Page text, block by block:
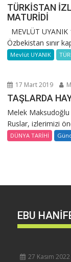
TÜRKİSTAN
MATURİDİ
MEVLÜT
Özbekistan sınır
Mevlüt UYANIK
17 Mart 2019
TAŞLARDA
Melek Maksudoğlu
Ruslar, izlerimizi
DÜNYA TARİHİ
EBU
27 Kasım 2022